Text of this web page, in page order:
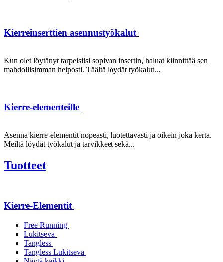
Kierreinserttien asennustyökalut
Kun olet löytänyt tarpeisiisi sopivan insertin, haluat kiinnittää sen
mahdollisimman helposti. Täältä löydät työkalut...
Kierre-elementeille
Asenna kierre-elementit nopeasti, luotettavasti ja oikein joka kerta.
Meiltä löydät työkalut ja tarvikkeet sekä...
Tuotteet
Kierre-Elementit
Free Running
Lukitseva
Tangless
Tangless Lukitseva